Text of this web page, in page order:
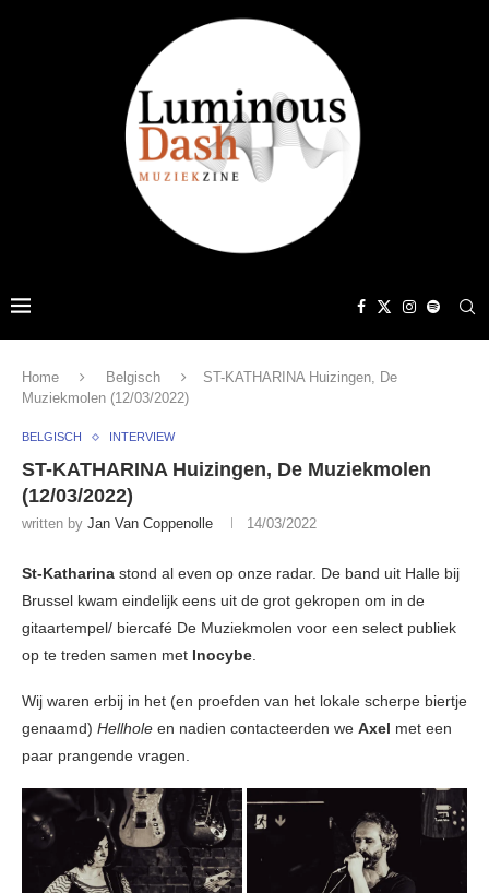
Home Belgisch
ST-KATHARINA Huizingen, De
Muziekmolen (12/03/2022)
BELGISCH INTERVIEW
ST-KATHARINA Huizingen, De Muziekmolen
(12/03/2022)
written by Jan Van Coppenolle 14/03/2022
St-Katharina stond al even op onze radar. De band uit Halle bij
Brussel kwam eindelijk eens uit de grot gekropen om in de
gitaartempel/ biercafé De Muziekmolen voor een select publiek
op te treden samen met Inocybe.
Wij waren erbij in het (en proefden van het lokale scherpe biertje
genaamd) Hellhole en nadien contacteerden we Axel met een
paar prangende vragen.